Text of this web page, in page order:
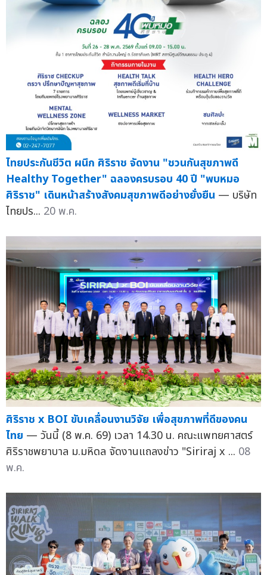
ไทยประกันชีวิต ผนึก ศิริราช จัดงาน "ชวนกันสุขภาพดี
Healthy Together" ฉลองครบรอบ 40 ปี "พบหมอ
ศิริราช" เดินหน้าสร้างสังคมสุขภาพดีอย่างยั่งยืน — บริษัท
ไทยปร... 20 พ.ค.
ศิริราช x BOI ขับเคลื่อนงานวิจัย เพื่อสุขภาพที่ดีของคน
ไทย — วันนี้ (8 พ.ค. 69) เวลา 14.30 น. คณะแพทยศาสตร์
ศิริราชพยาบาล ม.มหิดล จัดงานแถลงข่าว "Siriraj x ... 08
พ.ค.